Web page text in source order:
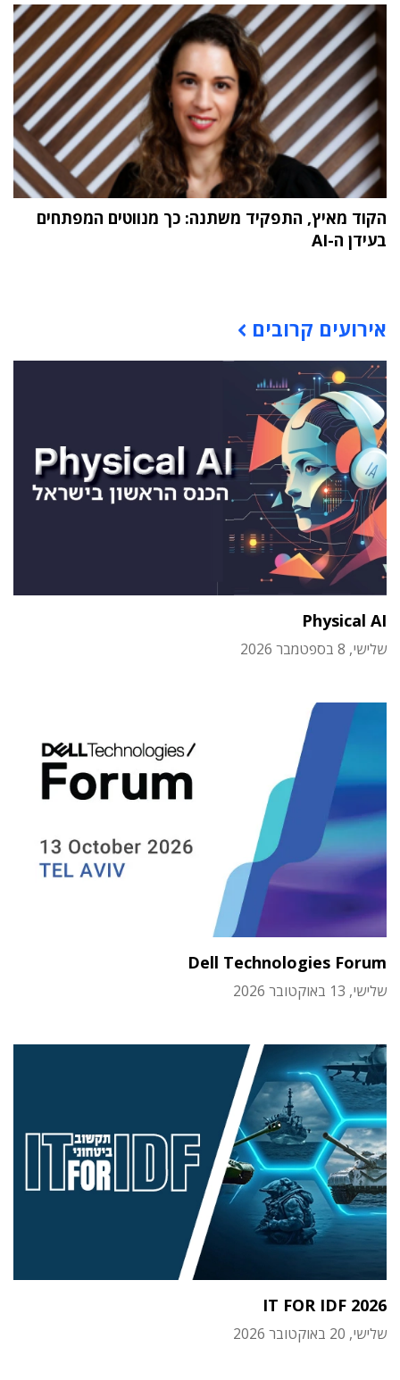
הקוד מאיץ, התפקיד משתנה: כך מנווטים המפתחים
בעידן ה-AI
אירועים קרובים
Physical AI
שלישי, 8 בספטמבר 2026
Dell Technologies Forum
שלישי, 13 באוקטובר 2026
IT FOR IDF 2026
שלישי, 20 באוקטובר 2026